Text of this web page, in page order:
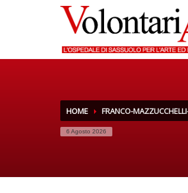
HOME FRANCO-
6 Agosto 2026